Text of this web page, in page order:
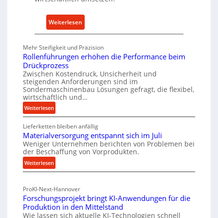
k
a
f
v
n
I
n
u
s
t
r
e
r
s
Weiterlesen
M
t
o
d
e
ü
r
n
a
h
a
l
t
Mehr Steifigkeit und Präzision
Rollenführungen erhöhen die Performance beim
Drückprozess
Zwischen Kostendruck, Unsicherheit und
steigenden Anforderungen sind im
Sondermaschinenbau Lösungen gefragt, die flexibel,
wirtschaftlich und…
Weiterlesen:
R
o
l
l
e
n
f
h
r
u
Lieferketten bleiben anfällig
Materialversorgung entspannt sich im Juli
Weniger Unternehmen berichten von Problemen bei
der Beschaffung von Vorprodukten.
Weiterlesen:
M
t
e
r
ProKI-Next-Hannover
Forschungsprojekt bringt KI-Anwendungen für die
Produktion in den Mittelstand
Wie lassen sich aktuelle KI-Technologien schnell